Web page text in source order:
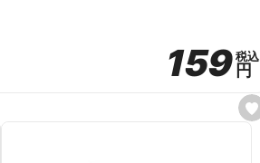
s
e
159
159税込
税込
円
円